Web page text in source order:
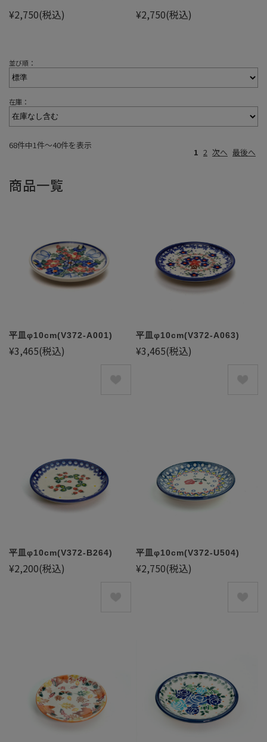
¥2,750(税込) ¥2,750(税込)
並び順：
在庫：
68件中1件〜40件を表示
1 2 次へ 最後へ
商品一覧
平皿φ10cm(V372-A001)
¥3,465(税込)
平皿φ10cm(V372-A063)
¥3,465(税込)
平皿φ10cm(V372-B264)
¥2,200(税込)
平皿φ10cm(V372-U504)
¥2,750(税込)